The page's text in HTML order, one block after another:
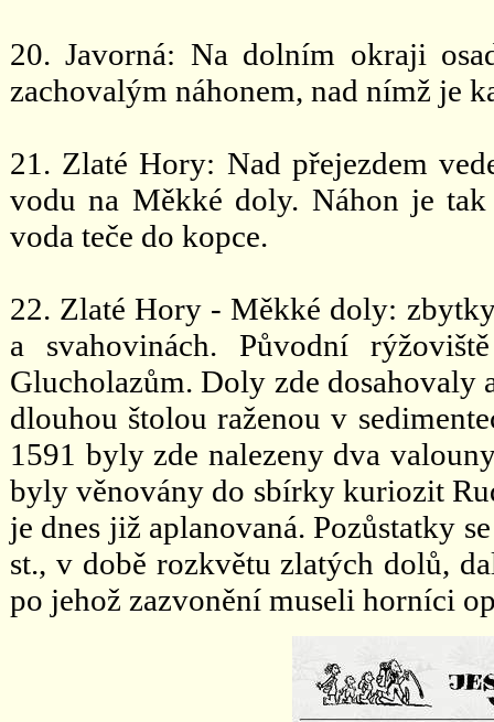
20. Javorná: Na dolním okraji
zachovalým náhonem, nad nímž je
21. Zlaté Hory: Nad přejezdem
vodu na Měkké doly. Náhon je
voda teče do kopce.
22. Zlaté Hory - Měkké doly:
a svahovinách. Původní
Glucholazům. Doly zde
dlouhou štolou raženou v
1591 byly zde nalezeny dva
byly věnovány do sbírky kuriozit
je dnes již aplanovaná. Pozůstatky
st., v době rozkvětu zlatých dolů,
po jehož zazvonění museli horníci